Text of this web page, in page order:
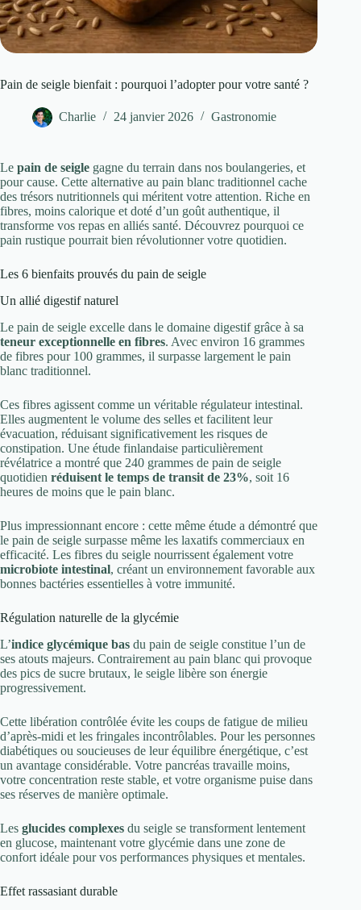
Pain de seigle bienfait : pourquoi l’adopter pour votre santé ?
Charlie 24 janvier 2026 Gastronomie
Le pain de seigle gagne du terrain dans nos boulangeries, et
pour cause. Cette alternative au pain blanc traditionnel cache
des trésors nutritionnels qui méritent votre attention. Riche en
fibres, moins calorique et doté d’un goût authentique, il
transforme vos repas en alliés santé. Découvrez pourquoi ce
pain rustique pourrait bien révolutionner votre quotidien.
Les 6 bienfaits prouvés du pain de seigle
Un allié digestif naturel
Le pain de seigle excelle dans le domaine digestif grâce à sa
teneur exceptionnelle en fibres. Avec environ 16 grammes
de fibres pour 100 grammes, il surpasse largement le pain
blanc traditionnel.
Ces fibres agissent comme un véritable régulateur intestinal.
Elles augmentent le volume des selles et facilitent leur
évacuation, réduisant significativement les risques de
constipation. Une étude finlandaise particulièrement
révélatrice a montré que 240 grammes de pain de seigle
quotidien réduisent le temps de transit de 23%, soit 16
heures de moins que le pain blanc.
Plus impressionnant encore : cette même étude a démontré que
le pain de seigle surpasse même les laxatifs commerciaux en
efficacité. Les fibres du seigle nourrissent également votre
microbiote intestinal, créant un environnement favorable aux
bonnes bactéries essentielles à votre immunité.
Régulation naturelle de la glycémie
L’indice glycémique bas du pain de seigle constitue l’un de
ses atouts majeurs. Contrairement au pain blanc qui provoque
des pics de sucre brutaux, le seigle libère son énergie
progressivement.
Cette libération contrôlée évite les coups de fatigue de milieu
d’après-midi et les fringales incontrôlables. Pour les personnes
diabétiques ou soucieuses de leur équilibre énergétique, c’est
un avantage considérable. Votre pancréas travaille moins,
votre concentration reste stable, et votre organisme puise dans
ses réserves de manière optimale.
Les glucides complexes du seigle se transforment lentement
en glucose, maintenant votre glycémie dans une zone de
confort idéale pour vos performances physiques et mentales.
Effet rassasiant durable